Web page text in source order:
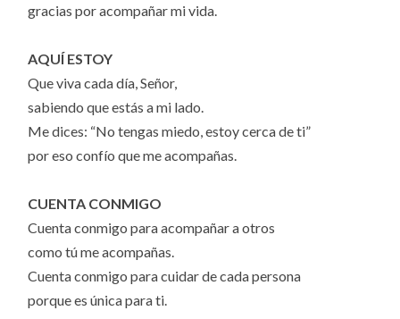
gracias por acompañar mi vida.
AQUÍ ESTOY
Que viva cada día, Señor,
sabiendo que estás a mi lado.
Me dices: “No tengas miedo, estoy cerca de ti”
por eso confío que me acompañas.
CUENTA CONMIGO
Cuenta conmigo para acompañar a otros
como tú me acompañas.
Cuenta conmigo para cuidar de cada persona
porque es única para ti.